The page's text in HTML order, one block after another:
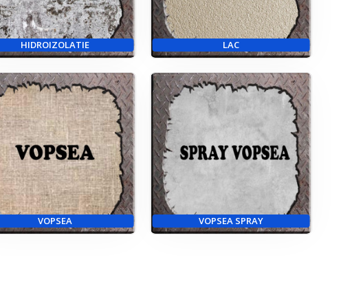
HIDROIZOLATIE LAC
VOPSEA VOPSEA SPRAY